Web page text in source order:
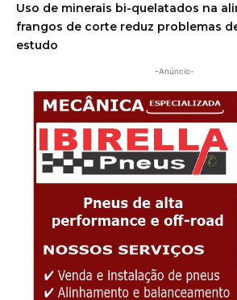
Uso de minerais bi-quelatados na
frangos de corte reduz problemas
estudo
-Anúncio-